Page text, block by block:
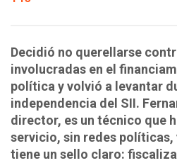
​Decidió no querellarse
involucradas en el
política y volvió a levantar
independencia del SII.
director, es un técnico que
servicio, sin redes
tiene un sello claro: